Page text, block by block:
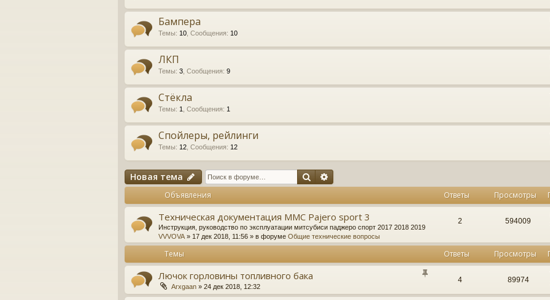
Бампера
Темы: 10 Сообщения: 10
ЛКП
Темы: 3 Сообщения: 9
Стёкла
Темы: 1 Сообщения: 1
Спойлеры, рейлинги
Темы: 12 Сообщения: 12
Новая тема Поиск
Объявления Ответы Просмотры
Техническая документация MMC Pajero sport 3
Инструкция, руководство по эксплуатации митсубиси паджеро спорт 2017 2018 2019
VVVOVA » 17 дек 2018, 11:56 » в форуме Общие технические вопросы
2 594009
Темы Ответы Просмотры
Лючок горловины топливного бака
Arxgaan » 24 дек 2018, 12:32
4 89974